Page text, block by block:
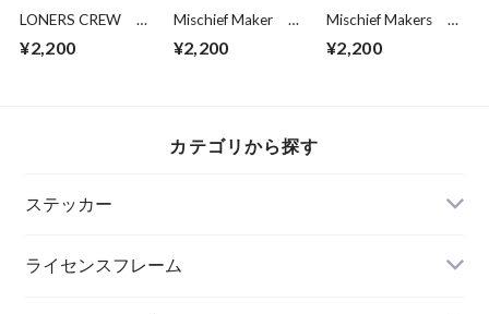
LONERS CREW
¥2,200
Mischief Maker ミ
¥2,200
Mischief Makers
peeker
¥2,200
カテゴリから探す
ステッカー
ライセンスフレーム